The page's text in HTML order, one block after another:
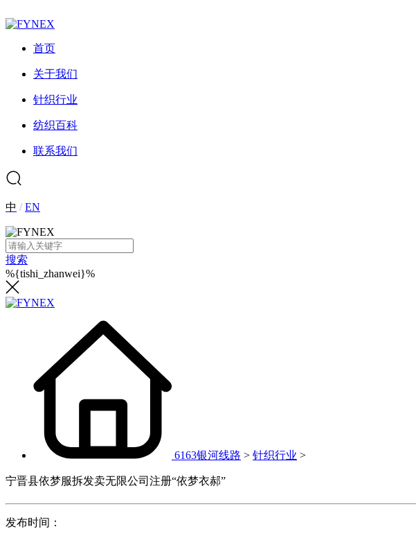
首页
关于我们
针织行业
纺织百科
联系我们
中 /EN
搜索
%{tishi_zhanwei}%
6163银河线路 > 针织行业 >
宁晋县依梦服拆发卖无限公司注册“依梦衣郝”
发布时间：